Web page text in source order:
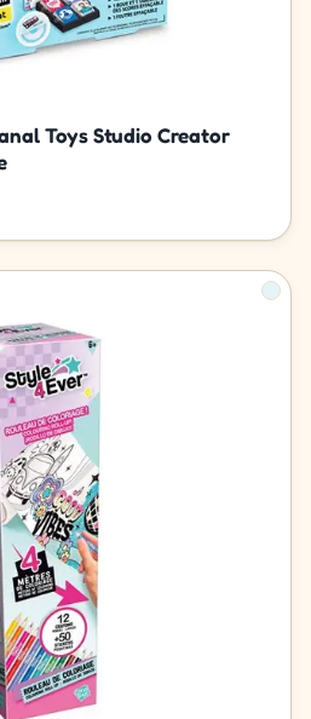
Toys Studio Creator